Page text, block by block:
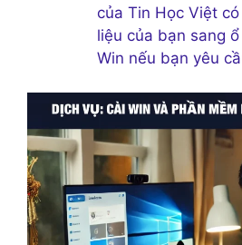
của Tin Học Việt
liệu của bạn sang
Win nếu bạn yêu